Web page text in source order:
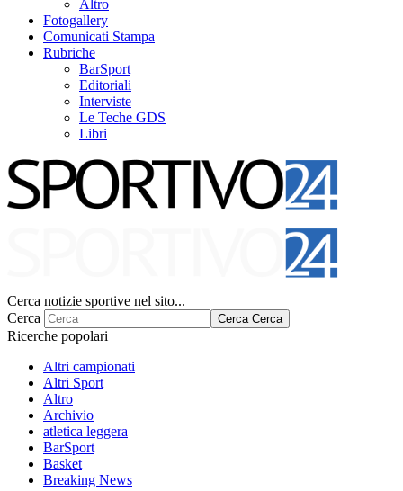
Altro
Fotogallery
Comunicati Stampa
Rubriche
BarSport
Editoriali
Interviste
Le Teche GDS
Libri
Cerca notizie sportive nel sito...
Cerca
Cerca Cerca
Ricerche popolari
Altri campionati
Altri Sport
Altro
Archivio
atletica leggera
BarSport
Basket
Breaking News